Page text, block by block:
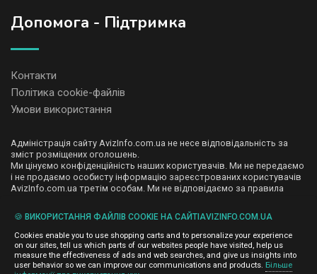
Допомога - Підтримка
Контакти
Політика cookie-файлів
Умови використання
Адміністрація сайту AvizInfo.com.ua не несе відповідальність за
зміст розміщених оголошень.
Ми цінуємо конфіденційність наших користувачів. Ми не передаємо
і не продаємо особисту інформацію зареєстрованих користувачів
AvizInfo.com.ua третім особам. Ми не відповідаємо за правила
деяких сторінках нашого сайту представлена реклама Google
Adsense Advertising Network. Щоб дізнатися детальніше про
правила конфіденційності Googleнатисніть тут.
🍪 ВИКОРИСТАННЯ ФАЙЛІВ COOKIE НА САЙТІAVIZINFO.COM.UA
Cookies enable you to use shopping carts and to personalize your experience
on our sites, tell us which parts of our websites people have visited, help us
measure the effectiveness of ads and web searches, and give us insights into
user behavior so we can improve our communications and products. Більше